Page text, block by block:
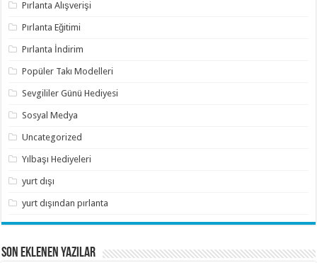
Pırlanta Alışverişi
Pırlanta Eğitimi
Pırlanta İndirim
Popüler Takı Modelleri
Sevgililer Günü Hediyesi
Sosyal Medya
Uncategorized
Yılbaşı Hediyeleri
yurt dışı
yurt dışından pırlanta
SON EKLENEN YAZILAR